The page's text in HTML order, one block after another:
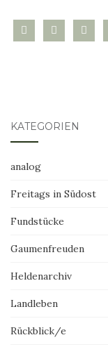
bloglovininstagramtwitter
KATEGORIEN
analog
Freitags in Südost
Fundstücke
Gaumenfreuden
Heldenarchiv
Landleben
Rückblick/e